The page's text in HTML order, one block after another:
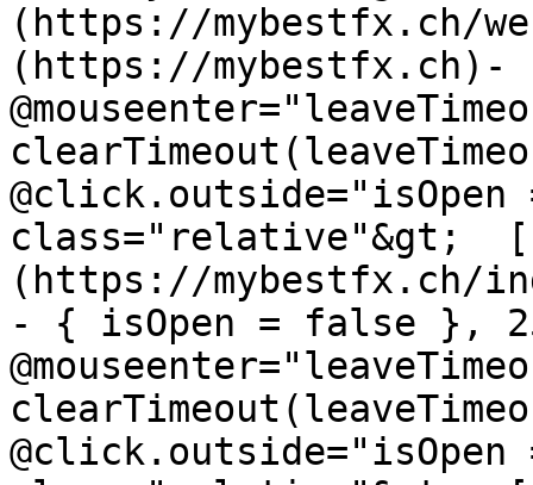
(https://mybestfx.ch/
(https://
class="relative"&gt;
(https://mybestfx.ch/
- { isOpen = false },